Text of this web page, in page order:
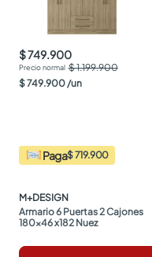
$ 749.900
$ 1.199.900
$749.900/un
Paga$ 719.900
M+DESIGN
Armario 6 Puertas 2 Cajones
180x46 x182 Nuez